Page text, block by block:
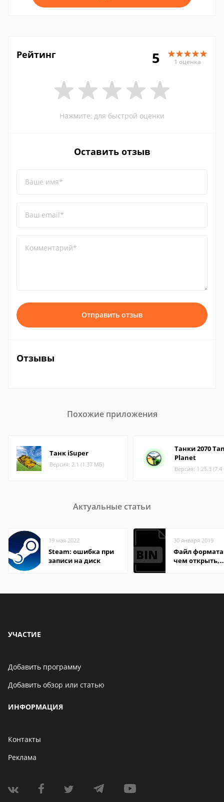
Рейтинг 5 1 оценка
Нажмите, для быстрой оценки
Оставить отзыв
Ваше имя*
Ваш email*
Комментарий*
Отправить отзыв
Отзывы
Похожие приложения
Танк iSuper
Версия: 2.1 (1.37 МБ)
Танки 2070
Planet
Версия: 1.25.3
Актуальные статьи
19 мая 2022
Steam: ошибка при
записи на диск
30 января 2019
Файл формата
чем открыть,
УЧАСТИЕ
Добавить программу
Добавить обзор или статью
ИНФОРМАЦИЯ
Контакты
Реклама